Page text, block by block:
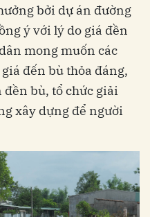
bởi dự án đường
ý với lý do giá đền
mong muốn các
đến bù thỏa đáng,
bù, tổ chức giải
xây dựng để người